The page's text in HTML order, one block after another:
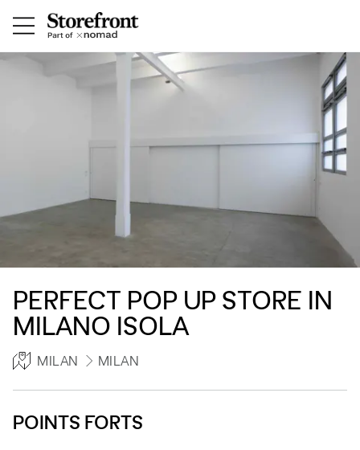
PERFECT POP UP STORE IN
MILANO ISOLA
MILAN MILAN
POINTS FORTS